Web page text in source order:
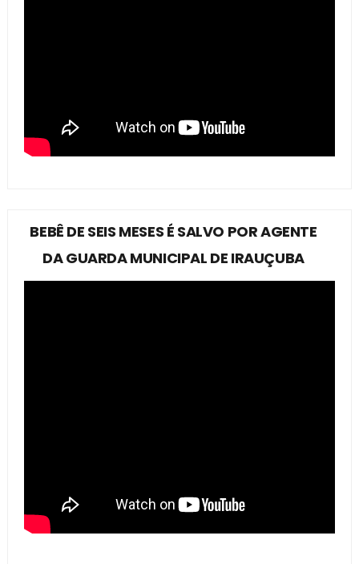
BEBÊ DE SEIS MESES É SALVO POR AGENTE
DA GUARDA MUNICIPAL DE IRAUÇUBA